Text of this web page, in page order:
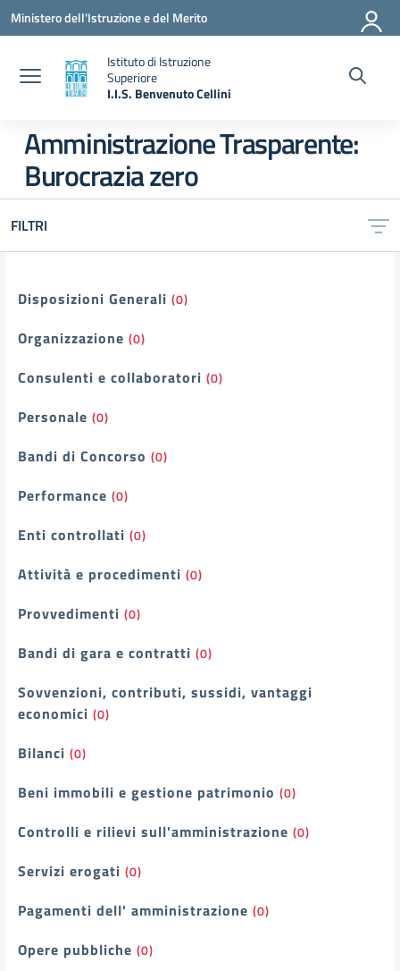
Vai ai contenuti
Vai al menu di navigazione
Vai al footer
Ministero dell'Istruzione e del Merito
Istituto di Istruzione
Superiore
I.I.S. Benvenuto Cellini
Amministrazione Trasparente:
Burocrazia zero
FILTRI
Filtri
Disposizioni Generali (0)
Organizzazione (0)
Consulenti e collaboratori (0)
Personale (0)
Bandi di Concorso (0)
Performance (0)
Enti controllati (0)
Attività e procedimenti (0)
Provvedimenti (0)
Bandi di gara e contratti (0)
Sovvenzioni, contributi, sussidi, vantaggi
economici (0)
Bilanci (0)
Beni immobili e gestione patrimonio (0)
Controlli e rilievi sull'amministrazione (0)
Servizi erogati (0)
Pagamenti dell' amministrazione (0)
Opere pubbliche (0)